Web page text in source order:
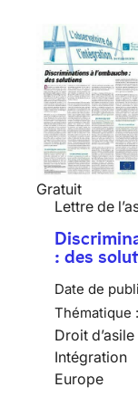
Gratuit
Lettre de
: des
Date de
Thématique :
Droit d’asile
Intégration
Europe